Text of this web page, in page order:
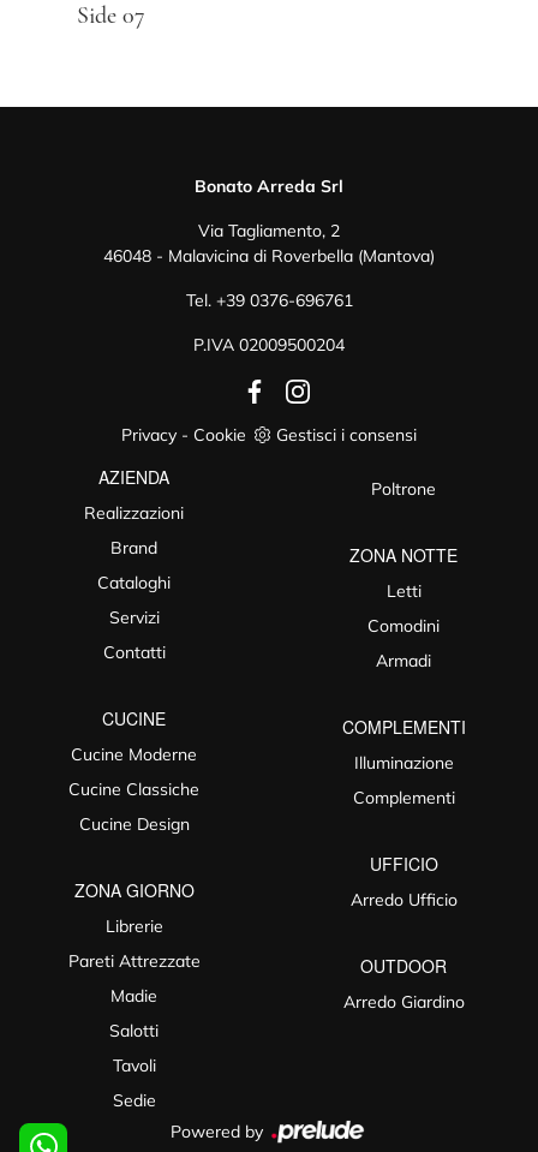
Side 07
Bonato Arreda Srl
Via Tagliamento, 2
46048 - Malavicina di Roverbella (Mantova)
Tel. +39 0376-696761
P.IVA 02009500204
Privacy - Cookie Gestisci i consensi
AZIENDA
Realizzazioni
Brand
Cataloghi
Servizi
Contatti
CUCINE
Cucine Moderne
Cucine Classiche
Cucine Design
ZONA GIORNO
Librerie
Pareti Attrezzate
Madie
Salotti
Tavoli
Sedie
Poltrone
ZONA NOTTE
Letti
Comodini
Armadi
COMPLEMENTI
Illuminazione
Complementi
UFFICIO
Arredo Ufficio
OUTDOOR
Arredo Giardino
Powered by